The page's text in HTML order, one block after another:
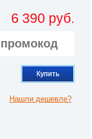
6 390 руб.
Купить
Нашли дешевле?